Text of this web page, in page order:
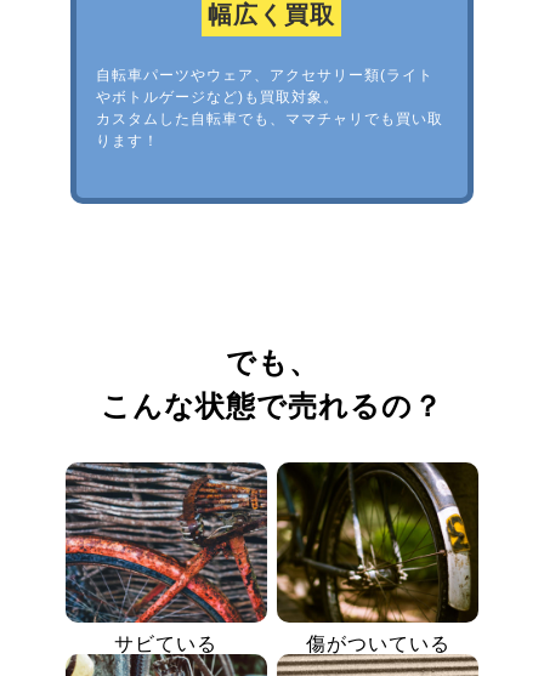
幅広く買取
自転車パーツやウェア、アクセサリー類(ライト
やボトルゲージなど)も買取対象。
カスタムした自転車でも、ママチャリでも買い取
ります！
でも、
こんな状態で売れるの？
サビている 傷がついている